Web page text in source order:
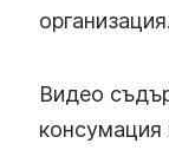
организация.
Видео
консумация